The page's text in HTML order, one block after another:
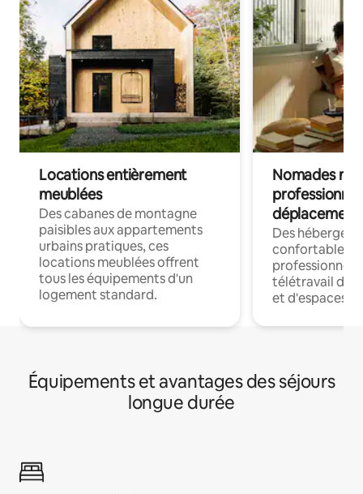
Locations entièrement
meublées
Des cabanes de montagne
paisibles aux appartements
urbains pratiques, ces
locations meublées offrent
tous les équipements d'un
logement standard.
Nomades
déplacement
Des
confortables
professionnels
télétravail
et d'espaces
Équipements et avantages des séjours
longue durée